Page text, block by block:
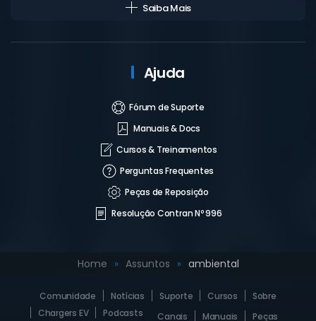
Saiba Mais
Ajuda
Fórum de Suporte
Manuais & Docs
Cursos & Treinamentos
Perguntas Frequentes
Peças de Reposição
Resolução Contran Nº 996
Home Assuntos ambiental
Comunidade Notícias Suporte Cursos
Sobre
Chargers EV
Podcasts Canais Manuais Peças